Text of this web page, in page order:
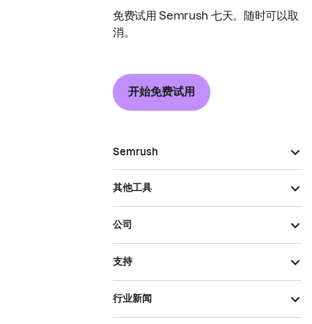
免费试用 Semrush 七天。随时可以取
消。
开始免费试用
Semrush
其他工具
公司
支持
行业新闻